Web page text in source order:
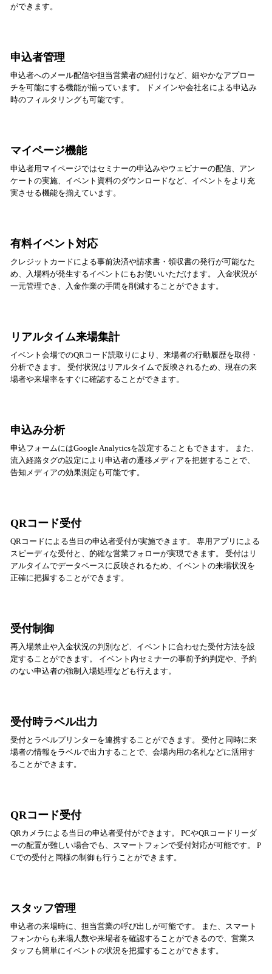
ができます。
申込者管理
申込者へのメール配信や担当営業者の紐付けなど、細やかなアプロー
チを可能にする機能が揃っています。 ドメインや会社名による申込み
時のフィルタリングも可能です。
マイページ機能
申込者用マイページではセミナーの申込みやウェビナーの配信、アン
ケートの実施、イベント資料のダウンロードなど、イベントをより充
実させる機能を揃えています。
有料イベント対応
クレジットカードによる事前決済や請求書・領収書の発行が可能なた
め、入場料が発生するイベントにもお使いいただけます。 入金状況が
一元管理でき、入金作業の手間を削減することができます。
リアルタイム来場集計
イベント会場でのQRコード読取りにより、来場者の行動履歴を取得・
分析できます。 受付状況はリアルタイムで反映されるため、現在の来
場者や来場率をすぐに確認することができます。
申込み分析
申込フォームにはGoogle Analyticsを設定することもできます。 また、
流入経路タグの設定により申込者の遷移メディアを把握することで、
告知メディアの効果測定も可能です。
QRコード受付
QRコードによる当日の申込者受付が実施できます。 専用アプリによる
スピーディな受付と、的確な営業フォローが実現できます。 受付はリ
アルタイムでデータベースに反映されるため、イベントの来場状況を
正確に把握することができます。
受付制御
再入場禁止や入金状況の判別など、イベントに合わせた受付方法を設
定することができます。 イベント内セミナーの事前予約判定や、予約
のない申込者の強制入場処理なども行えます。
受付時ラベル出力
受付とラベルプリンターを連携することができます。 受付と同時に来
場者の情報をラベルで出力することで、会場内用の名札などに活用す
ることができます。
QRコード受付
QRカメラによる当日の申込者受付ができます。 PCやQRコードリーダ
ーの配置が難しい場合でも、スマートフォンで受付対応が可能です。 P
Cでの受付と同様の制御も行うことができます。
スタッフ管理
申込者の来場時に、担当営業の呼び出しが可能です。 また、スマート
フォンからも来場人数や来場者を確認することができるので、営業ス
タッフも簡単にイベントの状況を把握することができます。